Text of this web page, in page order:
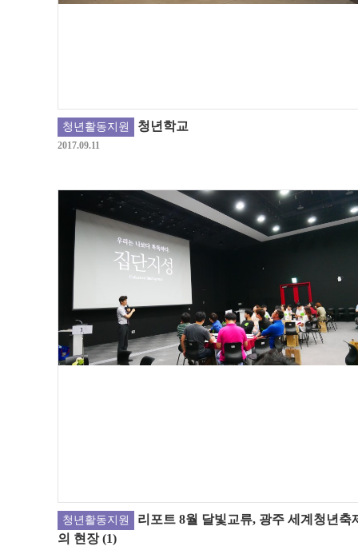
청년활동지원 청년학교
2017.09.11
청년활동지원
리포트 8월 달빛교류, 광주 세계청년축
의 현장 (1)